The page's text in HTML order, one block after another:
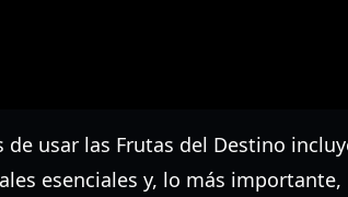
de usar las Frutas del Destino
esenciales y, lo más importante,